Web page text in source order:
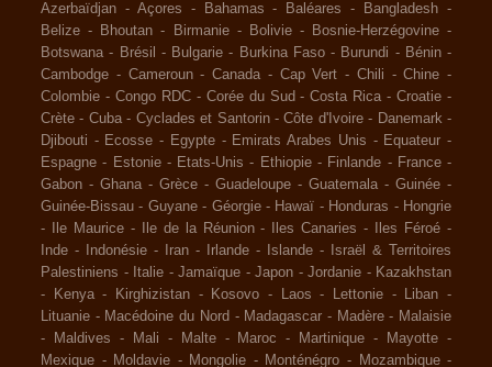
Azerbaïdjan - Açores - Bahamas - Baléares - Bangladesh -
Belize - Bhoutan - Birmanie - Bolivie - Bosnie-Herzégovine -
Botswana - Brésil - Bulgarie - Burkina Faso - Burundi - Bénin -
Cambodge - Cameroun - Canada - Cap Vert - Chili -Chine -
Colombie - Congo RDC - Corée du Sud -Costa Rica -Croatie -
Crète - Cuba - Cyclades et Santorin -Côte d'Ivoire - Danemark -
Djibouti - Ecosse - Egypte - Emirats Arabes Unis - Equateur -
Espagne - Estonie - Etats-Unis - Ethiopie - Finlande - France -
Gabon - Ghana - Grèce - Guadeloupe - Guatemala - Guinée -
Guinée-Bissau - Guyane - Géorgie - Hawaï - Honduras - Hongrie
-
Ile Maurice - Ile de la Réunion - Iles Canaries - Iles Féroé -
Inde - Indonésie - Iran - Irlande - Islande -
Israël & Territoires
Palestiniens - Italie - Jamaïque - Japon - Jordanie - Kazakhstan
-
Kenya - Kirghizistan - Kosovo - Laos - Lettonie - Liban -
Lituanie - Macédoine du Nord - Madagascar - Madère - Malaisie
-
Maldives - Mali - Malte - Maroc - Martinique - Mayotte -
Mexique - Moldavie - Mongolie - Monténégro - Mozambique -